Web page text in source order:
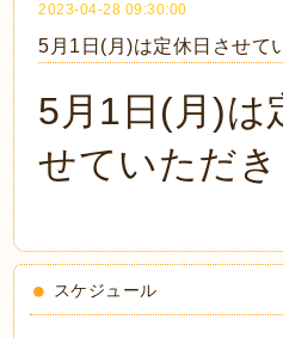
2023-04-28 09:30:00
5月1日(月)は定休日させて
5月1日(月)は
せていただき
スケジュール